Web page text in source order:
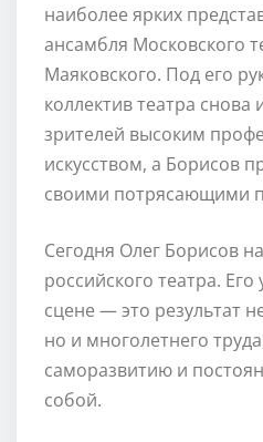
наиболее ярких
ансамбля Московского
Маяковского. Под его
коллектив театра снова
зрителей высоким
искусством, а Борисов
своими потрясающими
Сегодня Олег Борисов
российского театра.
сцене — это результат
но и многолетнего
саморазвитию и
собой.